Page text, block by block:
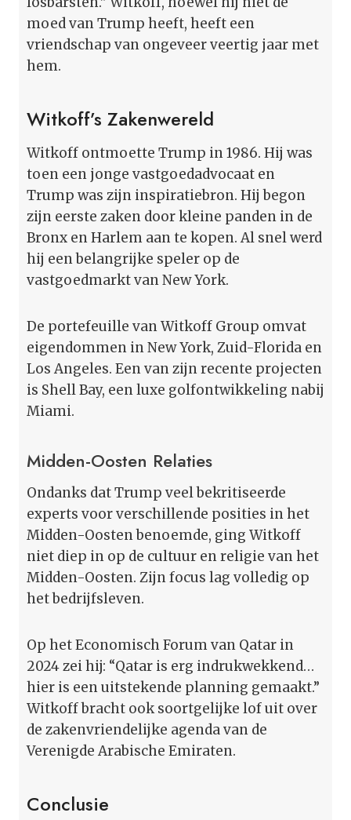
moed van Trump heeft, heeft een
vriendschap van ongeveer veertig jaar met
hem.
Witkoff’s Zakenwereld
Witkoff ontmoette Trump in 1986. Hij was
toen een jonge vastgoedadvocaat en
Trump was zijn inspiratiebron. Hij begon
zijn eerste zaken door kleine panden in de
Bronx en Harlem aan te kopen. Al snel werd
hij een belangrijke speler op de
vastgoedmarkt van New York.
De portefeuille van Witkoff Group omvat
eigendommen in New York, Zuid-Florida en
Los Angeles. Een van zijn recente projecten
is Shell Bay, een luxe golfontwikkeling nabij
Miami.
Midden-Oosten Relaties
Ondanks dat Trump veel bekritiseerde
experts voor verschillende posities in het
Midden-Oosten benoemde, ging Witkoff
niet diep in op de cultuur en religie van het
Midden-Oosten. Zijn focus lag volledig op
het bedrijfsleven.
Op het Economisch Forum van Qatar in
2024 zei hij: “Qatar is erg indrukwekkend…
hier is een uitstekende planning gemaakt.”
Witkoff bracht ook soortgelijke lof uit over
de zakenvriendelijke agenda van de
Verenigde Arabische Emiraten.
Conclusie